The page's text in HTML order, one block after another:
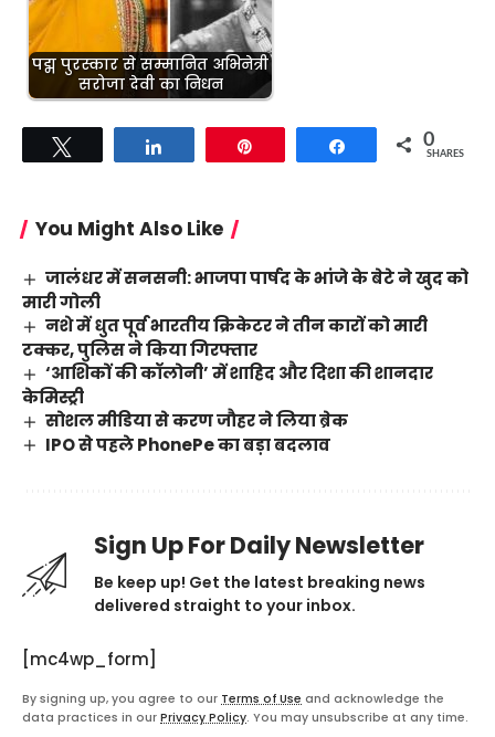
पद्म पुरस्कार से सम्मानित अभिनेत्री
सरोजा देवी का निधन
Share 0
SHARES
You Might Also Like
जालंधर में सनसनी: भाजपा पार्षद के भांजे के बेटे ने खुद को
मारी गोली
नशे में धुत पूर्व भारतीय क्रिकेटर ने तीन कारों को मारी
टक्कर, पुलिस ने किया गिरफ्तार
‘आशिकों की कॉलोनी’ में शाहिद और दिशा की शानदार
केमिस्ट्री
सोशल मीडिया से करण जौहर ने लिया ब्रेक
IPO से पहले PhonePe का बड़ा बदलाव
Sign Up For Daily Newsletter
Be keep up! Get the latest breaking news
delivered straight to your inbox.
[mc4wp_form]
By signing up, you agree to our Terms of Use and acknowledge the
data practices in our Privacy Policy. You may unsubscribe at any time.